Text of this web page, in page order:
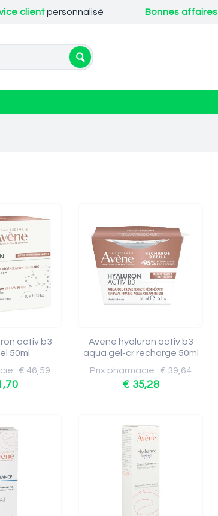
clientpersonnalisé Bonnes affaires
activ b3
50ml
: € 46,59
Avene hyaluron activ b3
aqua gel-cr recharge 50ml
Prix pharmacie : € 39,64
€ 35,28